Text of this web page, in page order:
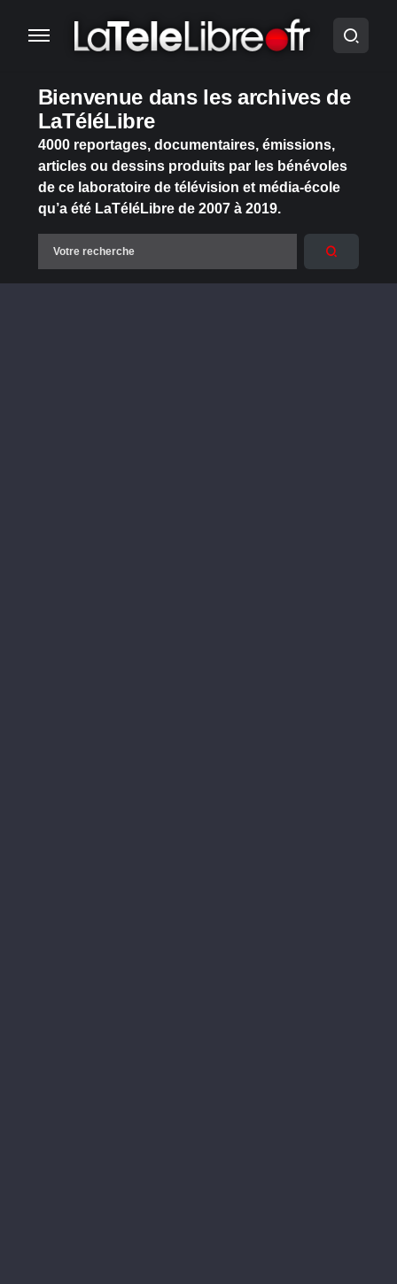
Bienvenue dans les archives de
LaTéléLibre
4000 reportages, documentaires, émissions,
articles ou dessins produits par les bénévoles
de ce laboratoire de télévision et média-école
qu’a été LaTéléLibre de 2007 à 2019.